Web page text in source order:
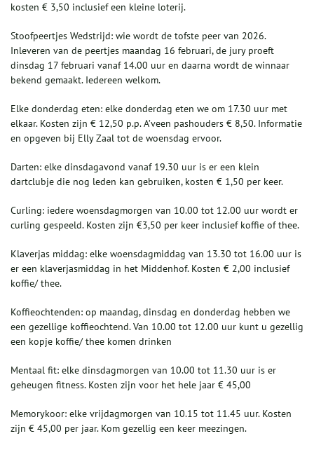
kosten € 3,50 inclusief een kleine loterij.
Stoofpeertjes Wedstrijd: wie wordt de tofste peer van 2026.
Inleveren van de peertjes maandag 16 februari, de jury proeft
dinsdag 17 februari vanaf 14.00 uur en daarna wordt de winnaar
bekend gemaakt. Iedereen welkom.
Elke donderdag eten: elke donderdag eten we om 17.30 uur met
elkaar. Kosten zijn € 12,50 p.p. A’veen pashouders € 8,50. Informatie
en opgeven bij Elly Zaal tot de woensdag ervoor.
Darten: elke dinsdagavond vanaf 19.30 uur is er een klein
dartclubje die nog leden kan gebruiken, kosten € 1,50 per keer.
Curling: iedere woensdagmorgen van 10.00 tot 12.00 uur wordt er
curling gespeeld. Kosten zijn €3,50 per keer inclusief koffie of thee.
Klaverjas middag: elke woensdagmiddag van 13.30 tot 16.00 uur is
er een klaverjasmiddag in het Middenhof. Kosten € 2,00 inclusief
koffie/ thee.
Koffieochtenden: op maandag, dinsdag en donderdag hebben we
een gezellige koffieochtend. Van 10.00 tot 12.00 uur kunt u gezellig
een kopje koffie/ thee komen drinken
Mentaal fit: elke dinsdagmorgen van 10.00 tot 11.30 uur is er
geheugen fitness. Kosten zijn voor het hele jaar € 45,00
Memorykoor: elke vrijdagmorgen van 10.15 tot 11.45 uur. Kosten
zijn € 45,00 per jaar. Kom gezellig een keer meezingen.